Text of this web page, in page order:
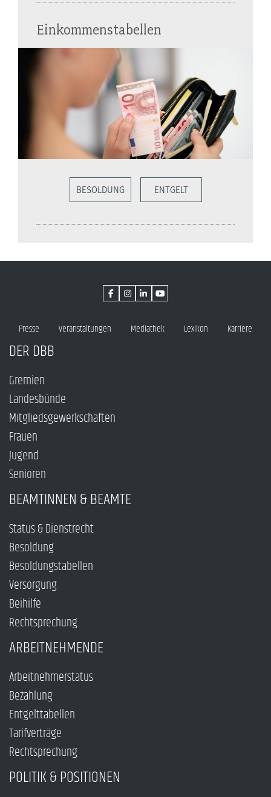
Einkommenstabellen
BESOLDUNG ENTGELT
Presse Veranstaltungen Mediathek Lexikon Karriere
DER DBB
Gremien
Landesbünde
Mitgliedsgewerkschaften
Frauen
Jugend
Senioren
BEAMTINNEN & BEAMTE
Status & Dienstrecht
Besoldung
Besoldungstabellen
Versorgung
Beihilfe
Rechtsprechung
ARBEITNEHMENDE
Arbeitnehmerstatus
Bezahlung
Entgelttabellen
Tarifverträge
Rechtsprechung
POLITIK & POSITIONEN